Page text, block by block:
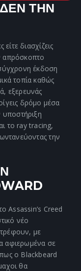
ΤΗΝ
είτε διασχίζεις
απρόσκοπτο
έκδοση
τοπία καθώς
εξερευνάς
δρόμο μέσα
υποστήριξη
το ray tracing,
την
Assassin’s Creed
νέο
με
αφιερωμένα σε
ο Blackbeard
θα